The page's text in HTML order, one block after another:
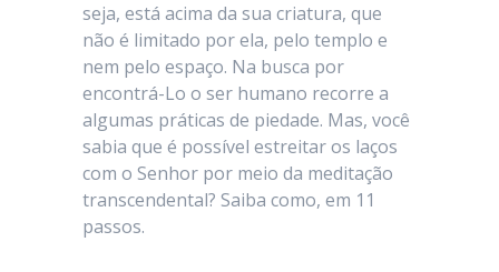
seja, está acima da sua criatura, que
não é limitado por ela, pelo templo e
nem pelo espaço. Na busca por
encontrá-Lo o ser humano recorre a
algumas práticas de piedade. Mas, você
sabia que é possível estreitar os laços
com o Senhor por meio da meditação
transcendental? Saiba como, em 11
passos.